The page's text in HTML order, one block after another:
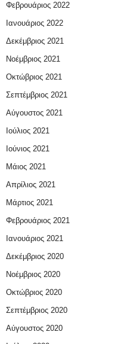
Φεβρουάριος 2022
Ιανουάριος 2022
Δεκέμβριος 2021
Νοέμβριος 2021
Οκτώβριος 2021
Σεπτέμβριος 2021
Αύγουστος 2021
Ιούλιος 2021
Ιούνιος 2021
Μάιος 2021
Απρίλιος 2021
Μάρτιος 2021
Φεβρουάριος 2021
Ιανουάριος 2021
Δεκέμβριος 2020
Νοέμβριος 2020
Οκτώβριος 2020
Σεπτέμβριος 2020
Αύγουστος 2020